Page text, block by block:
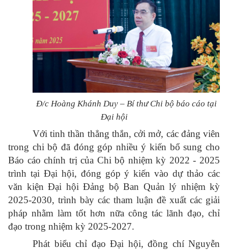
Đ/c Hoàng Khánh Duy – Bí thư Chi bộ báo cáo tại
Đại hội
Với tinh thần thẳng thắn, cởi mở, các đảng viên
trong chi bộ đã đóng góp nhiều ý kiến bổ sung cho
Báo cáo chính trị của Chi bộ nhiệm kỳ 2022 - 2025
trình tại Đại hội, đóng góp ý kiến vào dự thảo các
văn kiện Đại hội Đảng bộ Ban Quản lý nhiệm kỳ
2025-2030, trình bày các tham luận đề xuất các giải
pháp nhằm làm tốt hơn nữa công tác lãnh đạo, chỉ
đạo trong nhiệm kỳ 2025-2027.
Phát biểu chỉ đạo Đại hội, đồng chí Nguyễn